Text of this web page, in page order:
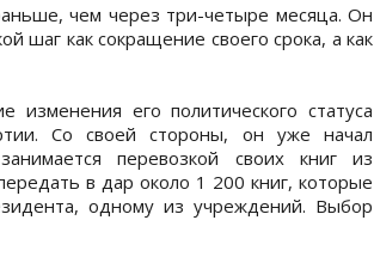
чем через три-четыре месяца. Он
шаг как сокращение своего срока, а как
его политического статуса
Со своей стороны, он уже начал
перевозкой своих книг из
в дар около 1 200 книг, которые
одному из учреждений. Выбор